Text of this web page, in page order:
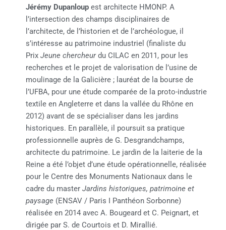
Jérémy Dupanloupest architecte HMONP. A
l’intersection des champs disciplinaires de
l’architecte, de l’historien et de l’archéologue, il
s’intéresse au patrimoine industriel (finaliste du
Prix Jeune chercheurdu CILAC en 2011, pour les
recherches et le projet de valorisation de l’usine de
moulinage de la Galicière ; lauréat de la bourse de
l’UFBA, pour une étude comparée de la proto-industrie
textile en Angleterre et dans la vallée du Rhône en
2012) avant de se spécialiser dans les jardins
historiques. En parallèle, il poursuit sa pratique
professionnelle auprès de G. Desgrandchamps,
architecte du patrimoine. Le jardin de la laiterie de la
Reine a été l’objet d’une étude opérationnelle, réalisée
pour le Centre des Monuments Nationaux dans le
cadre du master Jardins historiques, patrimoine et
paysage (ENSAV / Paris I Panthéon Sorbonne)
réalisée en 2014 avec A. Bougeard et C. Peignart, et
dirigée par S. de Courtois et D. Mirallié.